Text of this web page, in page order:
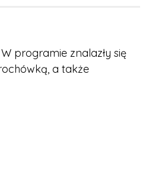
programie znalazły się
a także